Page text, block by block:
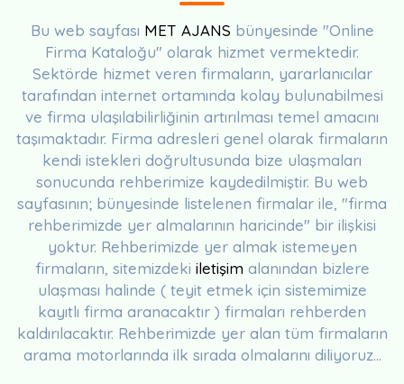
Bu web sayfası MET AJANS bünyesinde "Online
Firma Kataloğu" olarak hizmet vermektedir.
Sektörde hizmet veren firmaların, yararlanıcılar
tarafından internet ortamında kolay bulunabilmesi
ve firma ulaşılabilirliğinin artırılması temel amacını
taşımaktadır. Firma adresleri genel olarak firmaların
kendi istekleri doğrultusunda bize ulaşmaları
sonucunda rehberimize kaydedilmiştir. Bu web
sayfasının; bünyesinde listelenen firmalar ile, "firma
rehberimizde yer almalarının haricinde" bir ilişkisi
yoktur. Rehberimizde yer almak istemeyen
firmaların, sitemizdeki iletişim alanından bizlere
ulaşması halinde ( teyit etmek için sistemimize
kayıtlı firma aranacaktır ) firmaları rehberden
kaldırılacaktır. Rehberimizde yer alan tüm firmaların
arama motorlarında ilk sırada olmalarını diliyoruz...